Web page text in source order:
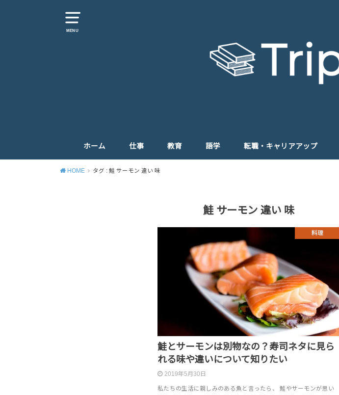
MENU
ホーム 仕事 教育 語学 転職・キャリアアップ
HOME タグ : 鮭 サーモン 違い 味
鮭 サーモン 違い 味
料理
鮭とサーモンは別物なの？寿司ネタに見ら
れる味や違いについて知りたい
2019年5月30日
私たちの生活に親しみのある魚と言ったら、 鮭やサーモンが思い